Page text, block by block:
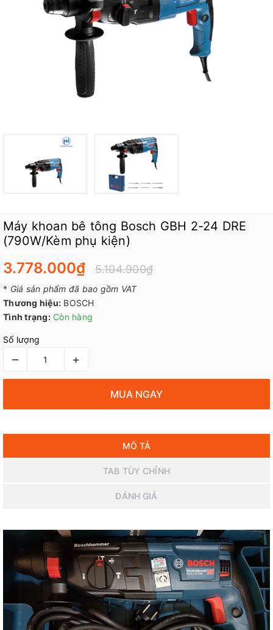
Máy khoan bê tông Bosch GBH 2-24 DRE
(790W/Kèm phụ kiện)
3.778.000₫ 5.104.900₫
* Giá sản phẩm đã bao gồm VAT
Thương hiệu: BOSCH
Tình trạng: Còn hàng
Số lượng
– +
MUA NGAY
MÔ TẢ
TAB TÙY CHỈNH
ĐÁNH GIÁ